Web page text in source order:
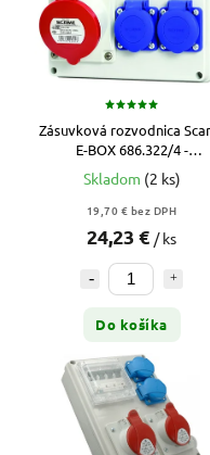
Zásuvková rozvodnica
E-BOX 686.322/4 -
32A/4p/2x230V (bez
Skladom (2 ks)
19,70 € bez DPH
24,23 € / ks
Do košíka